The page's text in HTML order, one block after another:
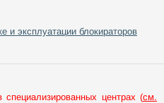
и эксплуатации блокираторов
специализированных центрах (см.